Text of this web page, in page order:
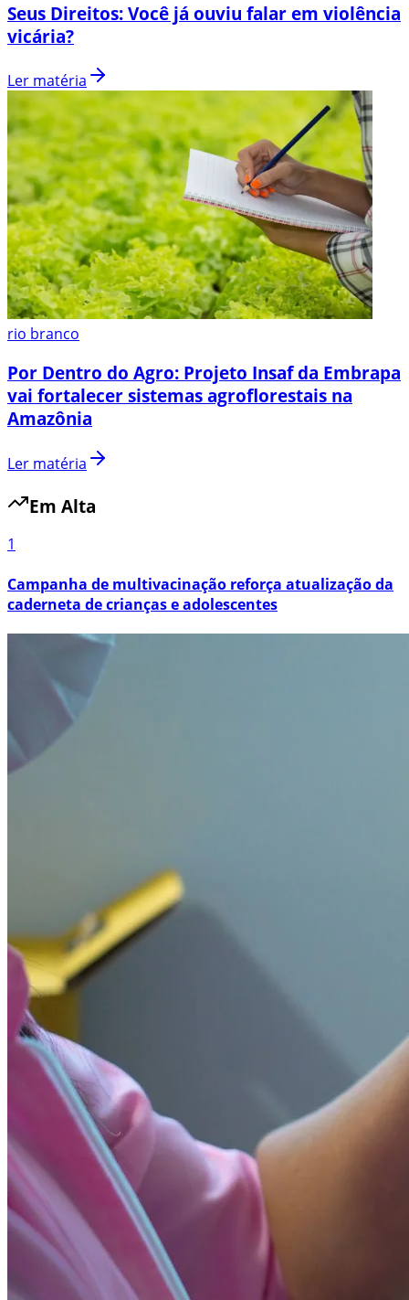
Seus Direitos: Você já ouviu falar em violência
vicária?
Ler matéria
rio branco
Por Dentro do Agro: Projeto Insaf da Embrapa
vai fortalecer sistemas agroflorestais na
Amazônia
Ler matéria
Em Alta
1
Campanha de multivacinação reforça atualização da
caderneta de crianças e adolescentes